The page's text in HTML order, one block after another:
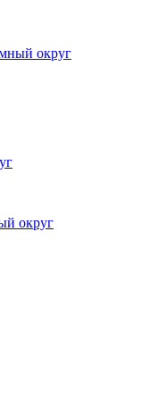
округ
округ